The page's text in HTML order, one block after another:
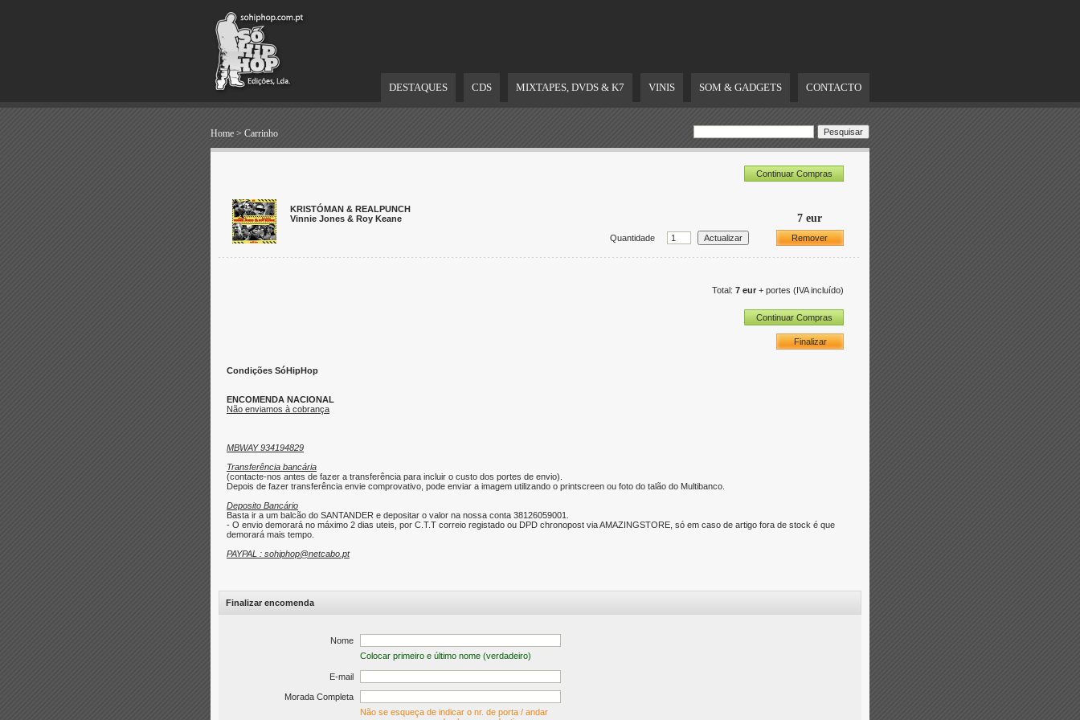
DESTAQUES CDS MIXTAPES, DVDS & K7 VINIS SOM & GADGETS CONTACTO
Home > Carrinho
Continuar Compras
KRISTÓMAN & REALPUNCH
Vinnie Jones & Roy Keane
7 eur
Quantidade Remover
Total: 7 eur + portes (IVA incluído)
Continuar Compras
Finalizar
Condições SóHipHop
ENCOMENDA NACIONAL
Não enviamos à cobrança
MBWAY 934194829
Transferência bancária
(contacte-nos antes de fazer a transferência para incluir o custo dos portes de envio).
Depois de fazer transferência envie comprovativo, pode enviar a imagem utilizando o printscreen ou foto do talão do Multibanco.
Deposito Bancário
Basta ir a um balcão do SANTANDER e depositar o valor na nossa conta 38126059001.
- O envio demorará no máximo 2 dias uteis, por C.T.T correio registado ou DPD chronopost via AMAZINGSTORE, só em caso de artigo fora de stock é que
demorará mais tempo.
PAYPAL : sohiphop@netcabo.pt
Finalizar encomenda
Nome
Colocar primeiro e último nome (verdadeiro)
E-mail
Morada Completa
Não se esqueça de indicar o nr. de porta / andar